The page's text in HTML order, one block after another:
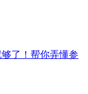
了！帮你弄懂参